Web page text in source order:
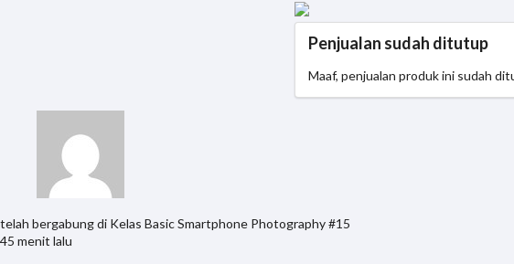
Penjualan sudah ditutup
Maaf, penjualan produk ini sudah
telah bergabung di Kelas Basic Smartphone Photography #15
45 menit lalu